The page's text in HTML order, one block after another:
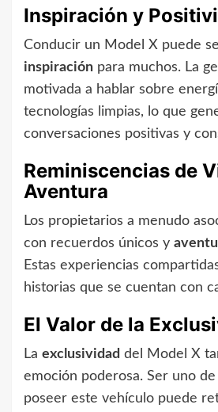
Inspiración y
Conducir un Model X puede
inspiración para muchos. La
motivada a hablar sobre
tecnologías limpias, lo que
conversaciones positivas y
Reminiscencias de
Aventura
Los propietarios a menudo
con recuerdos únicos y
Estas experiencias
historias que se cuentan con
El Valor de la
La exclusividad del Model X
emoción poderosa. Ser uno
poseer este vehículo puede